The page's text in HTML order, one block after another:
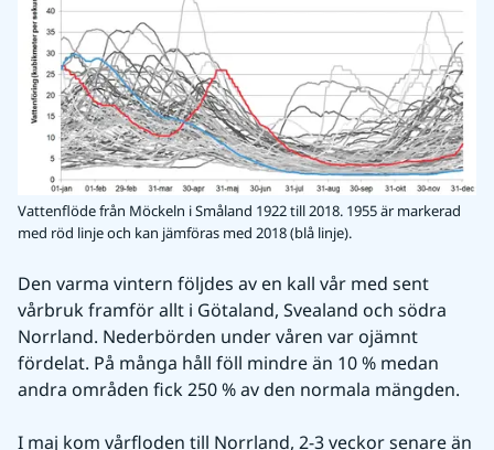
Vattenflöde från Möckeln i Småland 1922 till 2018. 1955 är markerad
med röd linje och kan jämföras med 2018 (blå linje).
Den varma vintern följdes av en kall vår med sent
vårbruk framför allt i Götaland, Svealand och södra
Norrland. Nederbörden under våren var ojämnt
fördelat. På många håll föll mindre än 10 % medan
andra områden fick 250 % av den normala mängden.
I maj kom vårfloden till Norrland, 2-3 veckor senare än